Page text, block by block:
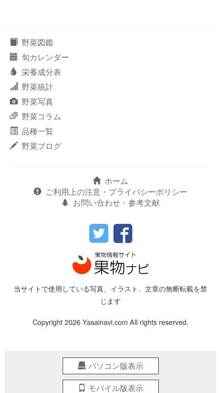
野菜図鑑
旬カレンダー
栄養成分表
野菜統計
野菜写真
野菜コラム
品種一覧
野菜ブログ
ホーム
ご利用上の注意・プライバシーポリシー
お問い合わせ・参考文献
当サイトで使用している写真、イラスト、文章の無断転載を禁
じます
Copyright 2026 Yasainavi.com All rights reserved.
パソコン版表示
モバイル版表示